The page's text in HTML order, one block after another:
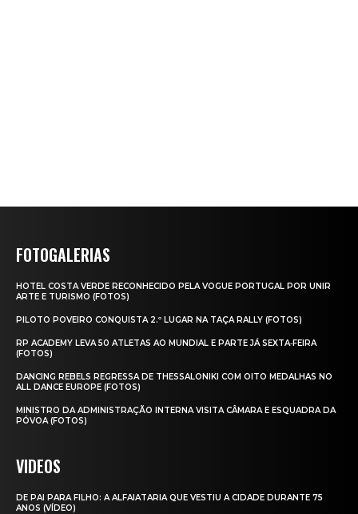
FOTOGALERIAS
HOTEL COSTA VERDE RECONHECIDO PELA VOGUE PORTUGAL POR UNIR
ARTE E TURISMO (FOTOS)
PILOTO POVEIRO CONQUISTA 2.º LUGAR NA TAÇA RALLY (FOTOS)
RP ACADEMY LEVA 50 ATLETAS AO MUNDIAL E PARTE JÁ SEXTA‑FEIRA
(FOTOS)
DANCING REBELS REGRESSA DE THESSALONIKI COM OITO MEDALHAS NO
ALL DANCE EUROPE (FOTOS)
MINISTRO DA ADMINISTRAÇÃO INTERNA VISITA CÂMARA E ESQUADRA DA
PÓVOA (FOTOS)
VIDEOS
DE PAI PARA FILHO: A ALFAIATARIA QUE VESTIU A CIDADE DURANTE 75
ANOS (VÍDEO)